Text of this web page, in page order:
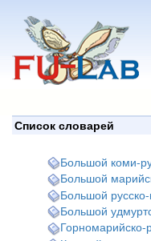
основному
содержанию
Список словарей
Большой коми-
Большой
Большой
Большой
Горномарийско-